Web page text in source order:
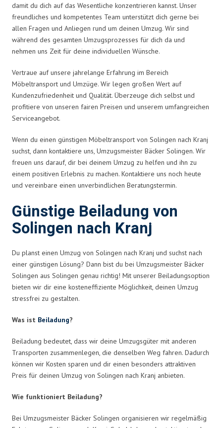
damit du dich auf das Wesentliche konzentrieren kannst. Unser
freundliches und kompetentes Team unterstützt dich gerne bei
allen Fragen und Anliegen rund um deinen Umzug. Wir sind
während des gesamten Umzugsprozesses für dich da und
nehmen uns Zeit für deine individuellen Wünsche.
Vertraue auf unsere jahrelange Erfahrung im Bereich
Möbeltransport und Umzüge. Wir legen großen Wert auf
Kundenzufriedenheit und Qualität. Überzeuge dich selbst und
profitiere von unseren fairen Preisen und unserem umfangreichen
Serviceangebot.
Wenn du einen günstigen Möbeltransport von Solingen nach Kranj
suchst, dann kontaktiere uns, Umzugsmeister Bäcker Solingen. Wir
freuen uns darauf, dir bei deinem Umzug zu helfen und ihn zu
einem positiven Erlebnis zu machen. Kontaktiere uns noch heute
und vereinbare einen unverbindlichen Beratungstermin.
Günstige Beiladung von
Solingen nach Kranj
Du planst einen Umzug von Solingen nach Kranj und suchst nach
einer günstigen Lösung? Dann bist du bei Umzugsmeister Bäcker
Solingen aus Solingen genau richtig! Mit unserer Beiladungsoption
bieten wir dir eine kosteneffiziente Möglichkeit, deinen Umzug
stressfrei zu gestalten.
Was ist Beiladung?
Beiladung bedeutet, dass wir deine Umzugsgüter mit anderen
Transporten zusammenlegen, die denselben Weg fahren. Dadurch
können wir Kosten sparen und dir einen besonders attraktiven
Preis für deinen Umzug von Solingen nach Kranj anbieten.
Wie funktioniert Beiladung?
Bei Umzugsmeister Bäcker Solingen organisieren wir regelmäßig